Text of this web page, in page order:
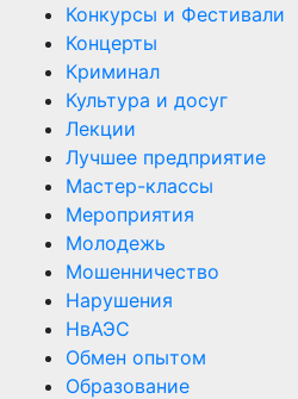
Конкурсы и Фестивали
Концерты
Криминал
Культура и досуг
Лекции
Лучшее предприятие
Мастер-классы
Мероприятия
Молодежь
Мошенничество
Нарушения
НвАЭС
Обмен опытом
Образование